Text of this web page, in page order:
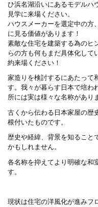
ひ浜名湖沿いにあるモデルハ
見学に来場ください。
ハウスメーカーを選定中の方
に見る価値があります！
素敵な住宅を建築する為のヒ
らの方も何もまだ具体化して
約来場ください！
家造りを検討するにあたって
す。我々が暮らす日本で培わ
所には実は様々な名称があり
古くから伝わる日本家屋の歴
根付いたものです。
歴史や経緯、背景を知ること
かもしれません。
各名称を抑えてより明確な和
す。
現状は住宅の洋風化が進みフ